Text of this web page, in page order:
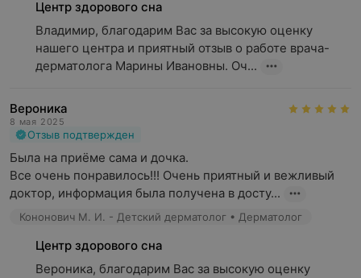
проблемы. Обратиться к специалисту рекомендуется,
если терапевт исключил наличие острой инфекции или
была проведена терапия, но зуд, боль и другие
В сферу компетенции дерматолога входит лечение:
Заболеваний, вызванных бактериями: фурункулеза,
стрептодермии
Вирусных болезней: опоясывающего лишая
Патологий, связанных с проникновением паразитов в
организм: чесотки, трематодной инвазии
Грибковых болезней: себорейного дерматита,
Центр здорового сна
Владимир, благодарим Вас за высокую оценку
нашего центра и приятный отзыв о работе врача-
дерматолога Марины Ивановны. Оч...
Вероника
8 мая 2025
Отзыв подтвержден
Была на приёме сама и дочка.
Все очень понравилось!!! Очень приятный и вежливый
доктор, информация была получена в досту...
Кононович М. И. - Детский дерматолог • Дерматолог
Центр здорового сна
Вероника, благодарим Вас за высокую оценку